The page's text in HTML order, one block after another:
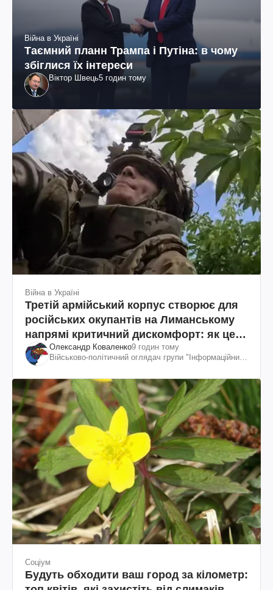
Війна в Україні
Таємний планн Трампа і Путіна: в чому
збіглися їх інтереси
Віктор Швець5 годин тому
Війна в Україні
Третій армійський корпус створює для
російських окупантів на Лиманському
напрямі критичний дискомфорт: як це
вдалосяОлександр Коваленко9 годин тому
Військово-політичний оглядач групи "Інформаційний
Соціум
Будуть обходити ваш город за кілометр: